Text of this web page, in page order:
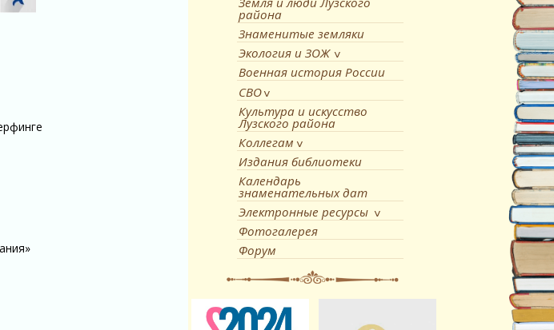
района
Знаменитые земляки
Экология и ЗОЖ
Военная история России
СВО
Культура и искусство
Лузского района
Коллегам
Издания библиотеки
Календарь
знаменательных дат
Электронные ресурсы
Фотогалерея
Форум